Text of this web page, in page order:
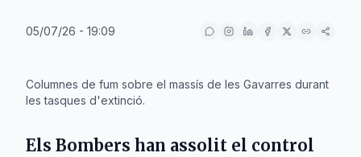
05/07/26 - 19:09
Columnes de fum sobre el massís de les Gavarres durant
les tasques d'extinció.
Els Bombers han assolit el control